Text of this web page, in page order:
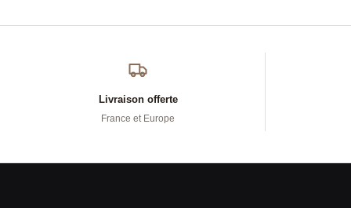
peuvent
choisies
sur
page
Livraison offerte
France et Europe